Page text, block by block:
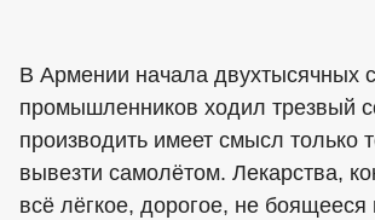
В Армении начала двухтысячных
промышленников ходил трезвый
производить имеет смысл только
вывезти самолётом. Лекарства,
всё лёгкое, дорогое, не боящееся